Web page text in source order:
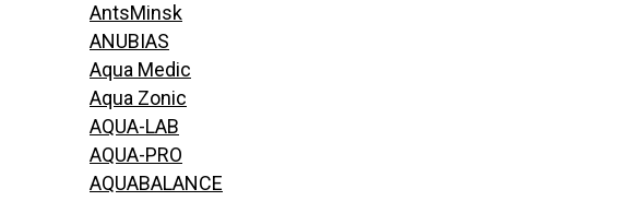
AntsMinsk
ANUBIAS
Aqua Medic
Aqua Zonic
AQUA-LAB
AQUA-PRO
AQUABALANCE